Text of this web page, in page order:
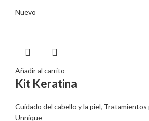
Nuevo
Añadir al carrito
Kit Keratina
Cuidado del cabello y la piel, Tratamientos
Unnique